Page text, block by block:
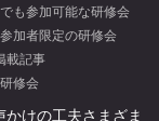
も参加可能な研修会
加者限定の研修会
載記事
修会
かけの工夫さまざま